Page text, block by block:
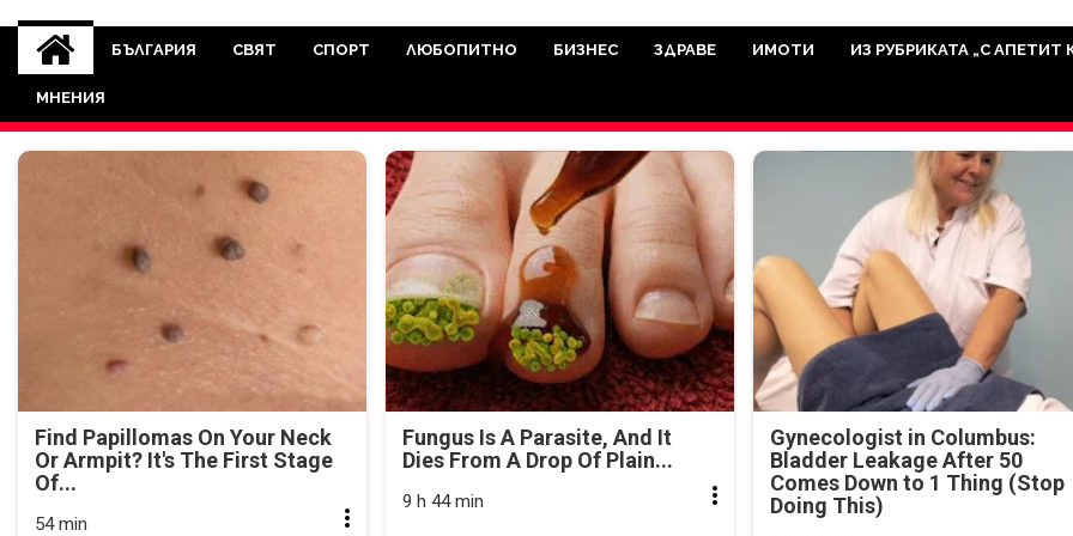
novinite-dnesbg.eu
Novinite-dnesbg.eu е медия, която има мисията да отразява всичко
Света. Новините, които се публикуват на нашия сайт са от
между медията и читателската аудитория, затова държим на
БЪЛГАРИЯ СВЯТ СПОРТ ЛЮБОПИТНО БИЗНЕС ЗДРАВЕ ИМОТИ ИЗ РУБРИКАТА „С АПЕТИТ
МНЕНИЯ
Find Papillomas On Your Neck
Or Armpit? It's The First Stage
Of...
54 min
Fungus Is A Parasite, And It
Dies From A Drop Of Plain...
9 h 44 min
Gynecologist in Columbus:
Bladder Leakage After 50
Comes Down to 1 Thing (Stop
Doing This)